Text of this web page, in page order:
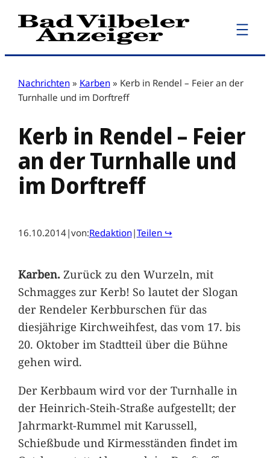
Zum
Inhalt
Nachrichten » Karben » Kerb in Rendel – Feier an der
Turnhalle und im Dorftreff
Kerb in Rendel – Feier
an der Turnhalle und
im Dorftreff
16.10.2014|von:Redaktion|Teilen ↪
Karben.Zurück zu den Wurzeln, mit
Schmagges zur Kerb! So lautet der Slogan
der Rendeler Kerbburschen für das
diesjährige Kirchweihfest, das vom 17. bis
20. Oktober im Stadtteil über die Bühne
gehen wird.
Der Kerbbaum wird vor der Turnhalle in
der Heinrich-Steih-Straße aufgestellt; der
Jahrmarkt-Rummel mit Karussell,
Schießbude und Kirmesständen findet im